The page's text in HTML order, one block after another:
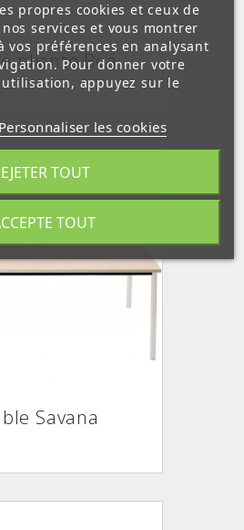
pliante Bea
Savana
propres cookies et ceux de
services et vous montrer
vos préférences en analysant
Pour donner votre
appuyez sur le
Personnaliser les cookies
TOUT
TOUT